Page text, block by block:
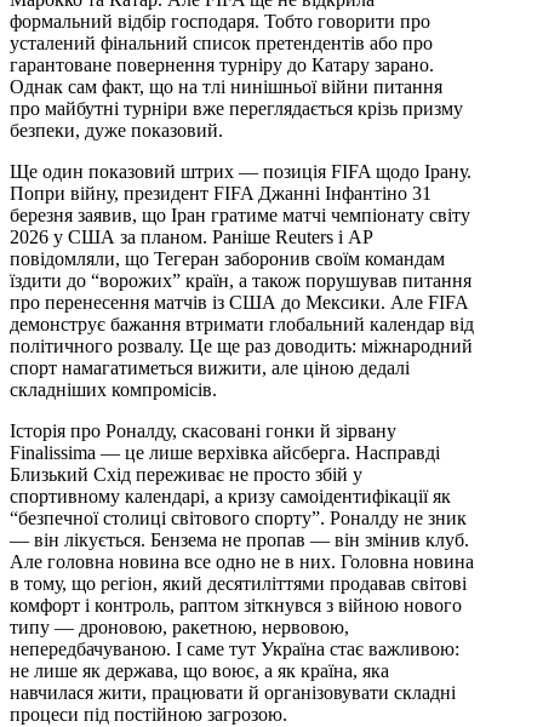
формальний відбір господаря. Тобто говорити про
усталений фінальний список претендентів або про
гарантоване повернення турніру до Катару зарано.
Однак сам факт, що на тлі нинішньої війни питання
про майбутні турніри вже переглядається крізь призму
безпеки, дуже показовий.
Ще один показовий штрих — позиція FIFA щодо Ірану.
Попри війну, президент FIFA Джанні Інфантіно 31
березня заявив, що Іран гратиме матчі чемпіонату світу
2026 у США за планом. Раніше Reuters і AP
повідомляли, що Тегеран заборонив своїм командам
їздити до “ворожих” країн, а також порушував питання
про перенесення матчів із США до Мексики. Але FIFA
демонструє бажання втримати глобальний календар від
політичного розвалу. Це ще раз доводить: міжнародний
спорт намагатиметься вижити, але ціною дедалі
складніших компромісів.
Історія про Роналду, скасовані гонки й зірвану
Finalissima — це лише верхівка айсберга. Насправді
Близький Схід переживає не просто збій у
спортивному календарі, а кризу самоідентифікації як
“безпечної столиці світового спорту”. Роналду не зник
— він лікується. Бензема не пропав — він змінив клуб.
Але головна новина все одно не в них. Головна новина
в тому, що регіон, який десятиліттями продавав світові
комфорт і контроль, раптом зіткнувся з війною нового
типу — дроновою, ракетною, нервовою,
непередбачуваною. І саме тут Україна стає важливою:
не лише як держава, що воює, а як країна, яка
навчилася жити, працювати й організовувати складні
процеси під постійною загрозою.